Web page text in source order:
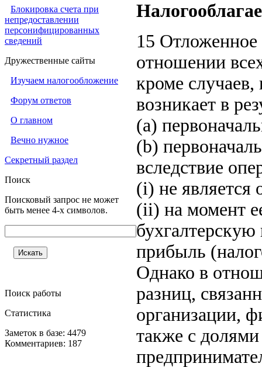
Блокировка счета при
непредоставлении
персонифицированных
сведений
Дружественные сайты
Изучаем налогообложение
Форум ответов
О главном
Вечно нужное
Секретный раздел
Поиск
Поисковый запрос не может
быть менее 4-х символов.
Поиск работы
Статистика
Заметок в базе: 4479
Комментариев: 187
15 Отложенное
отношении
кроме случаев,
возникает в
(a)
(b)
вследствие
(i) не является
(ii) на момент
прибыль
Однако в
разниц,
организации,
также с